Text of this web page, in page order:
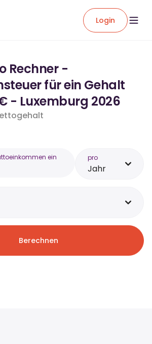
Login
Rechner -
für ein Gehalt
- Luxemburg 2026
ein pro
Jahr
Berechnen